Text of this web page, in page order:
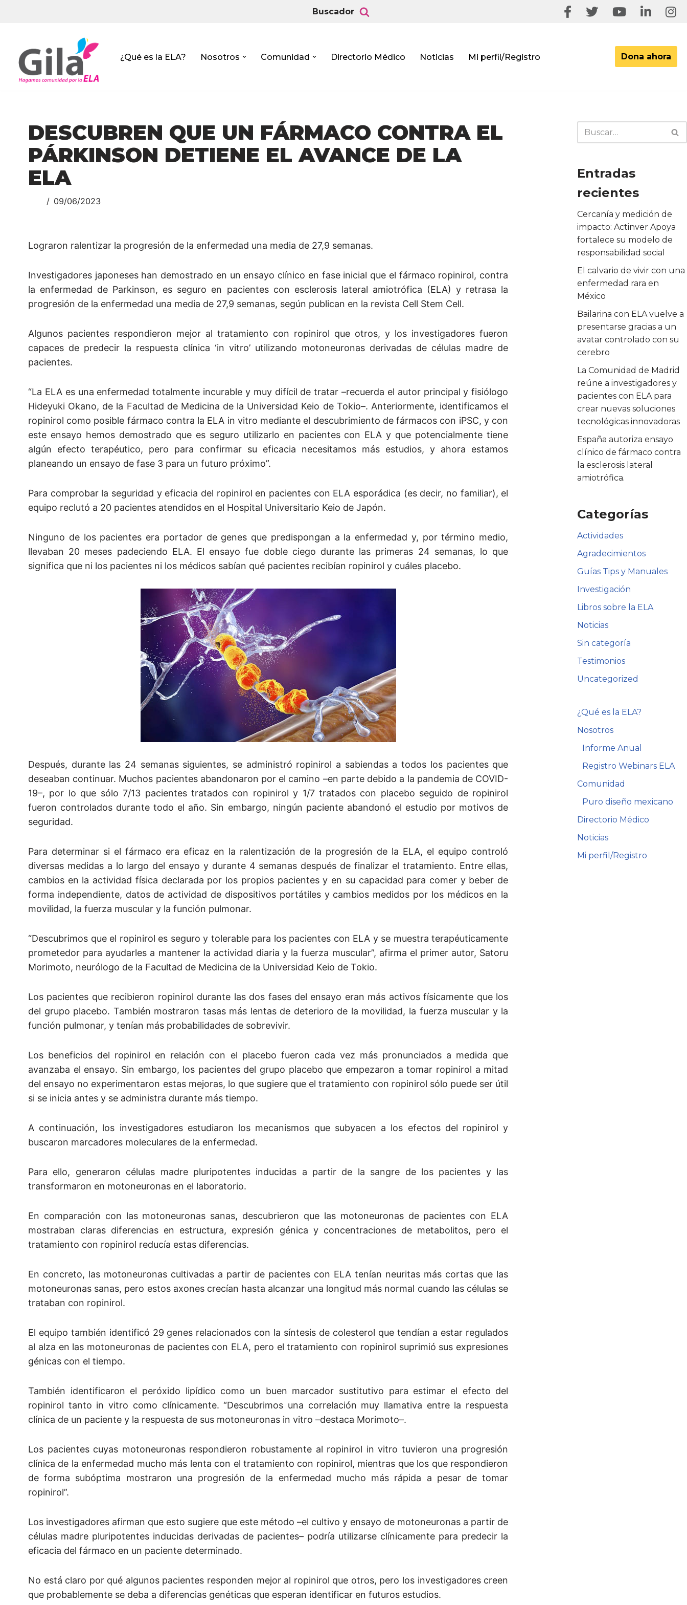
contenido
Buscador
¿Qué es la ELA? Nosotros Comunidad Directorio Médico Noticias Mi perfil/Registro Dona ahora
DESCUBREN QUE UN FÁRMACO CONTRA EL
PÁRKINSON DETIENE EL AVANCE DE LA
ELA
09/06/2023
Lograron ralentizar la progresión de la enfermedad una media de 27,9 semanas.
Investigadores japoneses han demostrado en un ensayo clínico en fase inicial que el fármaco ropinirol, contra
la enfermedad de Parkinson, es seguro en pacientes con esclerosis lateral amiotrófica (ELA) y retrasa la
progresión de la enfermedad una media de 27,9 semanas, según publican en la revista Cell Stem Cell.
Algunos pacientes respondieron mejor al tratamiento con ropinirol que otros, y los investigadores fueron
capaces de predecir la respuesta clínica ‘in vitro’ utilizando motoneuronas derivadas de células madre de
pacientes.
“La ELA es una enfermedad totalmente incurable y muy difícil de tratar –recuerda el autor principal y fisiólogo
Hideyuki Okano, de la Facultad de Medicina de la Universidad Keio de Tokio–. Anteriormente, identificamos el
ropinirol como posible fármaco contra la ELA in vitro mediante el descubrimiento de fármacos con iPSC, y con
este ensayo hemos demostrado que es seguro utilizarlo en pacientes con ELA y que potencialmente tiene
algún efecto terapéutico, pero para confirmar su eficacia necesitamos más estudios, y ahora estamos
planeando un ensayo de fase 3 para un futuro próximo”.
Para comprobar la seguridad y eficacia del ropinirol en pacientes con ELA esporádica (es decir, no familiar), el
equipo reclutó a 20 pacientes atendidos en el Hospital Universitario Keio de Japón.
Ninguno de los pacientes era portador de genes que predispongan a la enfermedad y, por término medio,
llevaban 20 meses padeciendo ELA. El ensayo fue doble ciego durante las primeras 24 semanas, lo que
significa que ni los pacientes ni los médicos sabían qué pacientes recibían ropinirol y cuáles placebo.
Después, durante las 24 semanas siguientes, se administró ropinirol a sabiendas a todos los pacientes que
deseaban continuar. Muchos pacientes abandonaron por el camino –en parte debido a la pandemia de COVID-
19–, por lo que sólo 7/13 pacientes tratados con ropinirol y 1/7 tratados con placebo seguido de ropinirol
fueron controlados durante todo el año. Sin embargo, ningún paciente abandonó el estudio por motivos de
seguridad.
Para determinar si el fármaco era eficaz en la ralentización de la progresión de la ELA, el equipo controló
diversas medidas a lo largo del ensayo y durante 4 semanas después de finalizar el tratamiento. Entre ellas,
cambios en la actividad física declarada por los propios pacientes y en su capacidad para comer y beber de
forma independiente, datos de actividad de dispositivos portátiles y cambios medidos por los médicos en la
movilidad, la fuerza muscular y la función pulmonar.
“Descubrimos que el ropinirol es seguro y tolerable para los pacientes con ELA y se muestra terapéuticamente
prometedor para ayudarles a mantener la actividad diaria y la fuerza muscular”, afirma el primer autor, Satoru
Morimoto, neurólogo de la Facultad de Medicina de la Universidad Keio de Tokio.
Los pacientes que recibieron ropinirol durante las dos fases del ensayo eran más activos físicamente que los
del grupo placebo. También mostraron tasas más lentas de deterioro de la movilidad, la fuerza muscular y la
función pulmonar, y tenían más probabilidades de sobrevivir.
Los beneficios del ropinirol en relación con el placebo fueron cada vez más pronunciados a medida que
avanzaba el ensayo. Sin embargo, los pacientes del grupo placebo que empezaron a tomar ropinirol a mitad
del ensayo no experimentaron estas mejoras, lo que sugiere que el tratamiento con ropinirol sólo puede ser útil
si se inicia antes y se administra durante más tiempo.
A continuación, los investigadores estudiaron los mecanismos que subyacen a los efectos del ropinirol y
buscaron marcadores moleculares de la enfermedad.
Para ello, generaron células madre pluripotentes inducidas a partir de la sangre de los pacientes y las
transformaron en motoneuronas en el laboratorio.
En comparación con las motoneuronas sanas, descubrieron que las motoneuronas de pacientes con ELA
mostraban claras diferencias en estructura, expresión génica y concentraciones de metabolitos, pero el
tratamiento con ropinirol reducía estas diferencias.
En concreto, las motoneuronas cultivadas a partir de pacientes con ELA tenían neuritas más cortas que las
motoneuronas sanas, pero estos axones crecían hasta alcanzar una longitud más normal cuando las células se
trataban con ropinirol.
El equipo también identificó 29 genes relacionados con la síntesis de colesterol que tendían a estar regulados
al alza en las motoneuronas de pacientes con ELA, pero el tratamiento con ropinirol suprimió sus expresiones
génicas con el tiempo.
También identificaron el peróxido lipídico como un buen marcador sustitutivo para estimar el efecto del
ropinirol tanto in vitro como clínicamente. “Descubrimos una correlación muy llamativa entre la respuesta
clínica de un paciente y la respuesta de sus motoneuronas in vitro –destaca Morimoto–.
Los pacientes cuyas motoneuronas respondieron robustamente al ropinirol in vitro tuvieron una progresión
clínica de la enfermedad mucho más lenta con el tratamiento con ropinirol, mientras que los que respondieron
de forma subóptima mostraron una progresión de la enfermedad mucho más rápida a pesar de tomar
ropinirol”.
Los investigadores afirman que esto sugiere que este método –el cultivo y ensayo de motoneuronas a partir de
células madre pluripotentes inducidas derivadas de pacientes– podría utilizarse clínicamente para predecir la
eficacia del fármaco en un paciente determinado.
No está claro por qué algunos pacientes responden mejor al ropinirol que otros, pero los investigadores creen
que probablemente se deba a diferencias genéticas que esperan identificar en futuros estudios.
Entradas
recientes
Cercanía y medición de
impacto: Actinver Apoya
fortalece su modelo de
responsabilidad social
El calvario de vivir con una
enfermedad rara en
México
Bailarina con ELA vuelve a
presentarse gracias a un
avatar controlado con su
cerebro
La Comunidad de Madrid
reúne a investigadores y
pacientes con ELA para
crear nuevas soluciones
tecnológicas innovadoras
España autoriza ensayo
clínico de fármaco contra
la esclerosis lateral
amiotrófica.
Categorías
Actividades
Agradecimientos
Guías Tips y Manuales
Investigación
Libros sobre la ELA
Noticias
Sin categoría
Testimonios
Uncategorized
¿Qué es la ELA?
Nosotros
Informe Anual
Registro Webinars ELA
Comunidad
Puro diseño mexicano
Directorio Médico
Noticias
Mi perfil/Registro